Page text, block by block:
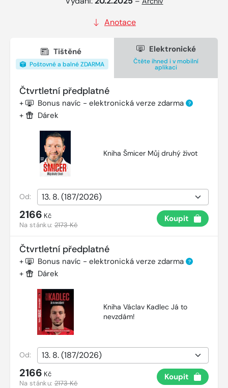
Anotace
Tištěné
Poštovné a balné ZDARMA
Elektronické
Čtěte ihned i v mobilní
aplikaci
Čtvrtletní předplatné
+ Bonus navíc - elektronická verze zdarma ?
+ Dárek
Kniha Šmicer Můj druhý život
Od:
2166 Kč
Na stánku:2173 Kč
Koupit
Čtvrtletní předplatné
+ Bonus navíc - elektronická verze zdarma ?
+ Dárek
Kniha Václav Kadlec Já to
nevzdám!
Od:
2166 Kč
Na stánku:2173 Kč
Koupit